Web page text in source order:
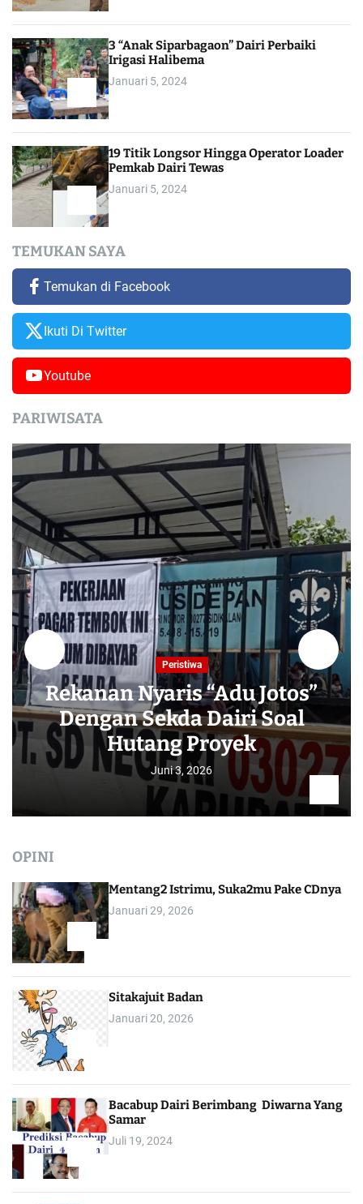
3 “Anak Siparbagaon” Dairi Perbaiki
Irigasi Halibema
Januari 5, 2024
19 Titik Longsor Hingga Operator Loader
Pemkab Dairi Tewas
Januari 5, 2024
TEMUKAN SAYA
Temukan di Facebook
Ikuti Di Twitter
Youtube
PARIWISATA
Peristiwa
Rekanan Nyaris “Adu Jotos”
Dengan Sekda Dairi Soal
Hutang Proyek
Juni 3, 2026
OPINI
Mentang2 Istrimu, Suka2mu Pake CDnya
Januari 29, 2026
Sitakajuit Badan
Januari 20, 2026
Bacabup Dairi Berimbang Diwarna Yang
Samar
Juli 19, 2024